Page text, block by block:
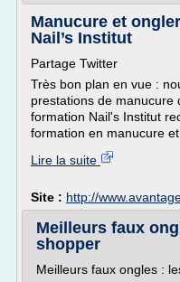
Manucure et
Nail’s Institut
Partage Twitter
Très bon plan en vue :
prestations de manucure
formation Nail's Institut
formation en manucure
Lire la suite
Site : http://
Meilleurs faux
shopper
Meilleurs faux ongles :